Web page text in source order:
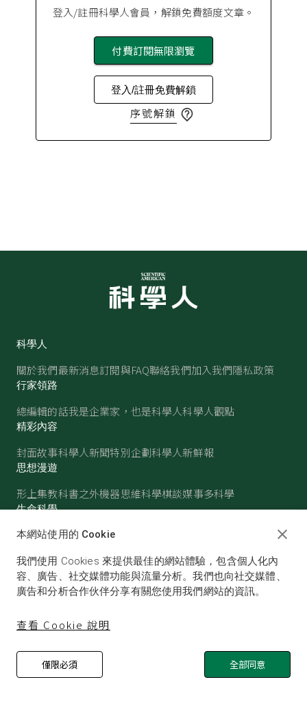
登入/註冊科學人會員，解鎖免費額度文章。
付費訂閱無限瀏覽
登入/註冊免費解鎖
序號解鎖
科學人
關於我們最新消息訂閱與FAQ聯絡我們加入我們隱私政策
行家領路
總編輯的話我是企業家，也是科學人科學人觀點
精彩內容
封面故事科學人新聞特別企劃科學人新鮮報
思想漫遊
形上集教科書之外機器思維科學棋談媒事多科學
生命科學
醫學古生物心理學生態學
物理 化學地球科學天文
© SCIENTIFIC AMERICAN, A DIVISION OF NATURE
AMERICA, INC.ALL RIGHTS RESERVED.
本網站使用的 Cookie
我們使用 Cookies 來提供最佳的網站體驗，包含個人化內
容、廣告、社交媒體功能與流量分析。我們也向社交媒體、
廣告和分析合作伙伴分享有關您使用我們網站的資訊。
查看 Cookie 說明
僅限必須 全部同意